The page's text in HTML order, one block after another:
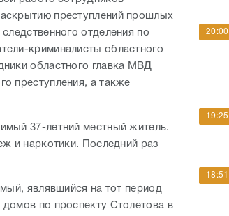
преступлений прошлых
отделения по
криминалисты областного
областного главка МВД
преступления, а также
37-летний местный житель.
и наркотики. Последний раз
являвшийся на тот период
по проспекту Столетова в
20:00
19:25
18:51